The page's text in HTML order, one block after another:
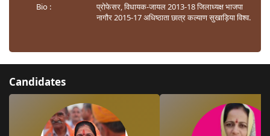
Bio :
प्रोफेसर, विधायक-जायल 2013-18 जिलाध्यक्ष भाजपा
नागौर 2015-17 अधिष्ठाता छात्र कल्याण सुखाड़िया विश्व.
Candidates